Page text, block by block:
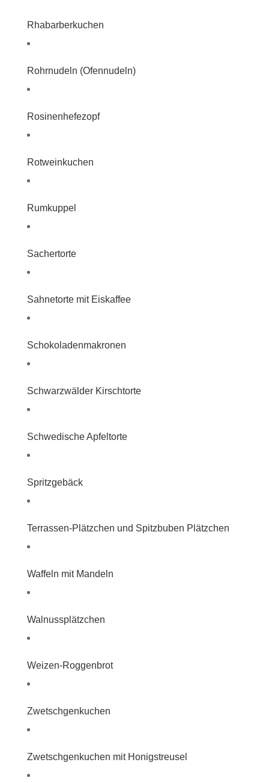
Rhabarberkuchen
Rohrnudeln (Ofennudeln)
Rosinenhefezopf
Rotweinkuchen
Rumkuppel
Sachertorte
Sahnetorte mit Eiskaffee
Schokoladenmakronen
Schwarzwälder Kirschtorte
Schwedische Apfeltorte
Spritzgebäck
Terrassen-Plätzchen und Spitzbuben Plätzchen
Waffeln mit Mandeln
Walnussplätzchen
Weizen-Roggenbrot
Zwetschgenkuchen
Zwetschgenkuchen mit Honigstreusel